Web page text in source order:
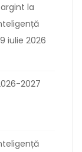
la
iulie 2026
2027